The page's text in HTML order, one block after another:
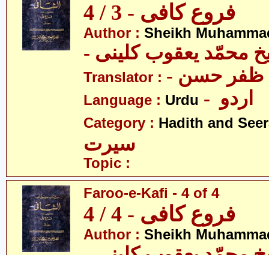
فروع کافی - 3 / 4
Author : Sheikh
محمّد یعقوب کلینی
Translator : ظفر حسن
Language : Urdu
Category : Hadith and
سیرت
Topic :
Faroo-e-Kafi - 4 of 4
فروع کافی - 4 / 4
Author : Sheikh